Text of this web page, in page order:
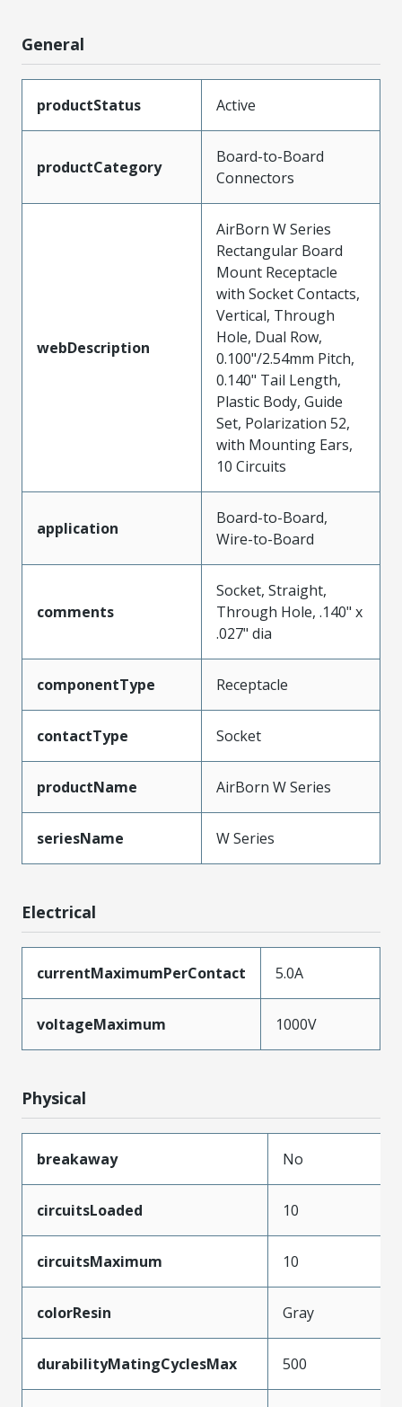
General
productStatus Active
productCategory
Board-to-Board
Connectors
webDescription
AirBorn W Series
Rectangular Board
Mount Receptacle
with Socket Contacts,
Vertical, Through
Hole, Dual Row,
0.100"/2.54mm Pitch,
0.140" Tail Length,
Plastic Body, Guide
Set, Polarization 52,
with Mounting Ears,
10 Circuits
application
Board-to-Board,
Wire-to-Board
comments
Socket, Straight,
Through Hole, .140" x
.027" dia
componentType Receptacle
contactType Socket
productName AirBorn W Series
seriesName W Series
Electrical
currentMaximumPerContact 5.0A
voltageMaximum 1000V
Physical
breakaway No
circuitsLoaded 10
circuitsMaximum 10
colorResin Gray
durabilityMatingCyclesMax 500